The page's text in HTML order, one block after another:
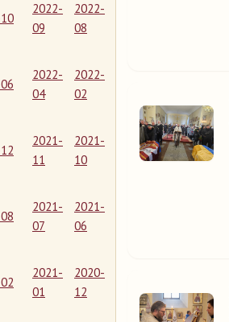
2022-
09
2022-
08
2022-
04
2022-
02
2021-
11
2021-
10
2021-
07
2021-
06
2021-
01
2020-
12